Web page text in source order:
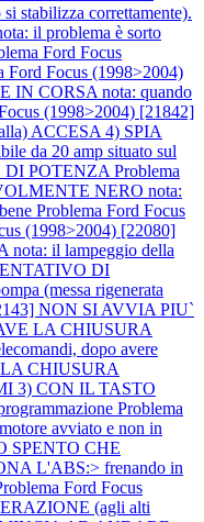
stabilizza correttamente).
il problema è sorto
Ford Focus
Ford Focus (1998>2004)
IN CORSA nota: quando
(1998>2004) [21842]
ACCESA 4) SPIA
da 20 amp situato sul
DI POTENZA Problema
NERO nota:
Problema Ford Focus
(1998>2004) [22080]
il lampeggio della
DI
(messa rigenerata
NON SI AVVIA PIU`
LA CHIUSURA
dopo avere
LA CHIUSURA
3) CON IL TASTO
Problema
avviato e non in
SPENTO CHE
L'ABS:> frenando in
Ford Focus
(agli alti